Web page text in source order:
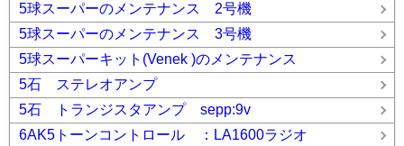
5球スーパーのメンテナンス 2号機
5球スーパーのメンテナンス 3号機
5球スーパーキット(Venek )のメンテナンス
5石 ステレオアンプ
5石 トランジスタアンプ sepp:9v
6AK5トーンコントロール ：LA1600ラジオ